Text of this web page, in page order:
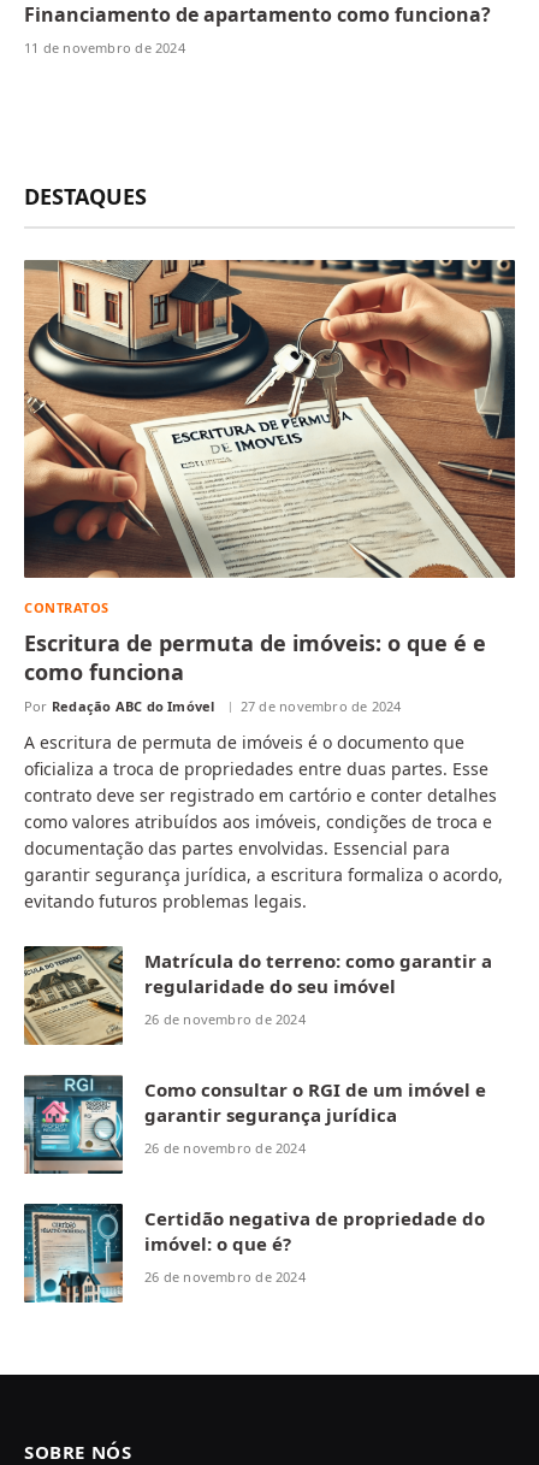
Financiamento de apartamento como funciona?
11 de novembro de 2024
DESTAQUES
CONTRATOS
Escritura de permuta de imóveis: o que é e
como funciona
Por Redação ABC do Imóvel 27 de novembro de 2024
A escritura de permuta de imóveis é o documento que
oficializa a troca de propriedades entre duas partes. Esse
contrato deve ser registrado em cartório e conter detalhes
como valores atribuídos aos imóveis, condições de troca e
documentação das partes envolvidas. Essencial para
garantir segurança jurídica, a escritura formaliza o acordo,
evitando futuros problemas legais.
Matrícula do terreno: como garantir a
regularidade do seu imóvel
26 de novembro de 2024
Como consultar o RGI de um imóvel e
garantir segurança jurídica
26 de novembro de 2024
Certidão negativa de propriedade do
imóvel: o que é?
26 de novembro de 2024
SOBRE NÓS